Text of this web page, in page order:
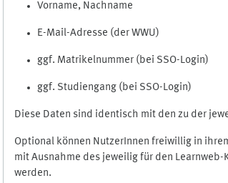
Vorname, Nachname
E-Mail-Adresse (der WWU)
ggf. Matrikelnummer (bei SSO-Login)
ggf. Studiengang (bei SSO-Login)
Diese Daten sind identisch mit den zu der
Optional können NutzerInnen freiwillig in
mit Ausnahme des jeweilig für den
werden.